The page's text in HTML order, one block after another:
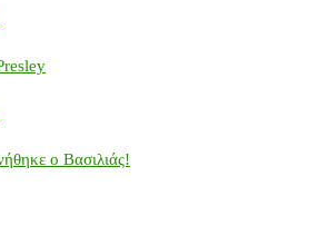
ο Βασιλιάς!